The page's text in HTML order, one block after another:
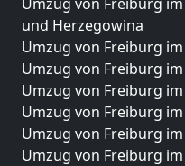
und Herzegowina
Umzug von Freiburg
Umzug von Freiburg
Umzug von Freiburg
Umzug von Freiburg
Umzug von Freiburg
Umzug von Freiburg